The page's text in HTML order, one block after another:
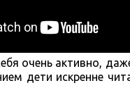
очень активно,
дети искренне